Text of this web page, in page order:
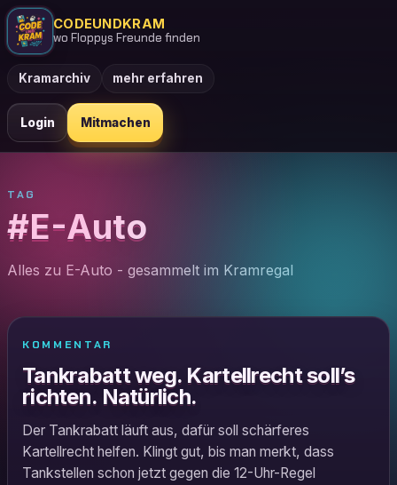
CODEUNDKRAM
wo Floppys Freunde finden
Kramarchiv mehr erfahren
Login Mitmachen
TAG
#E-Auto
Alles zu E-Auto - gesammelt im Kramregal
KOMMENTAR
Tankrabatt weg. Kartellrecht soll’s
richten. Natürlich.
Der Tankrabatt läuft aus, dafür soll schärferes
Kartellrecht helfen. Klingt gut, bis man merkt, dass
Tankstellen schon jetzt gegen die 12-Uhr-Regel